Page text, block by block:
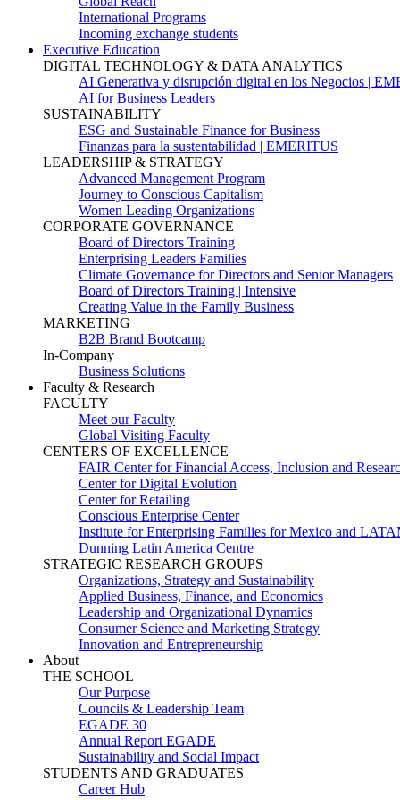
International Programs
Incoming exchange students
Executive Education
DIGITAL TECHNOLOGY & DATA ANALYTICS
AI Generativa y disrupción digital en los Negocios |
AI for Business Leaders
SUSTAINABILITY
ESG and Sustainable Finance for Business
Finanzas para la sustentabilidad | EMERITUS
LEADERSHIP & STRATEGY
Advanced Management Program
Journey to Conscious Capitalism
Women Leading Organizations
CORPORATE GOVERNANCE
Board of Directors Training
Enterprising Leaders Families
Climate Governance for Directors and Senior Managers
Board of Directors Training | Intensive
Creating Value in the Family Business
MARKETING
B2B Brand Bootcamp
In-Company
Business Solutions
Faculty & Research
FACULTY
Meet our Faculty
Global Visiting Faculty
CENTERS OF EXCELLENCE
FAIR Center for Financial Access, Inclusion and
Center for Digital Evolution
Center for Retailing
Conscious Enterprise Center
Institute for Enterprising Families for Mexico and
Dunning Latin America Centre
STRATEGIC RESEARCH GROUPS
Organizations, Strategy and Sustainability
Applied Business, Finance, and Economics
Leadership and Organizational Dynamics
Consumer Science and Marketing Strategy
Innovation and Entrepreneurship
About
THE SCHOOL
Our Purpose
Councils & Leadership Team
EGADE 30
Annual Report EGADE
Sustainability and Social Impact
STUDENTS AND GRADUATES
Career Hub